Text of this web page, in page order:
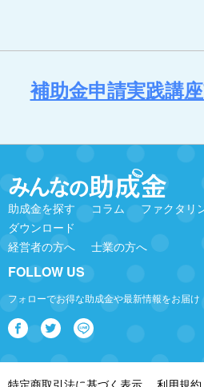
補助金申請実践講
助成金を探す コラム ファクタリ
ダウンロード
経営者の方へ
士業の方へ
FOLLOW US
フォローでお得な助成金や最新情報をお届け